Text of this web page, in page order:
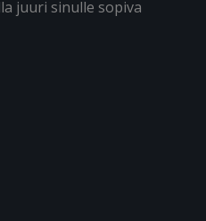
juuri sinulle sopiva